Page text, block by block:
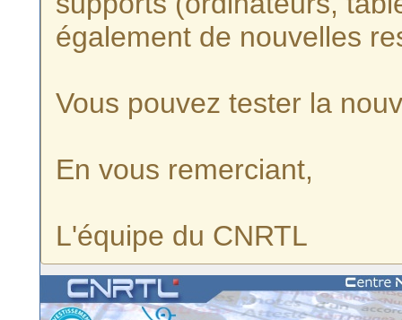
également de nouvelles
Vous pouvez tester la
En vous remerciant,
L'équipe du CNRTL